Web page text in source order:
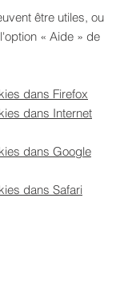
être utiles, ou
« Aide » de
dans Firefox
dans Internet
dans Google
dans Safari